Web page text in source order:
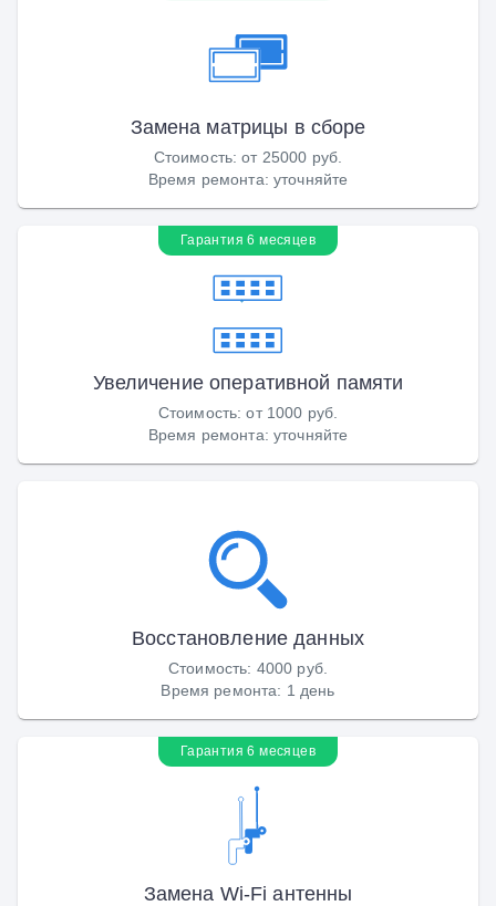
Замена матрицы в сборе
Стоимость:от 25000 руб.
Время ремонта: уточняйте
Гарантия 6 месяцев
Увеличение оперативной памяти
Стоимость:от 1000 руб.
Время ремонта: уточняйте
Восстановление данных
Стоимость: 4000 руб.
Время ремонта: 1 день
Гарантия 6 месяцев
Замена Wi-Fi антенны